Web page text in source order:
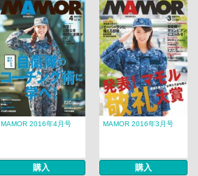
MAMOR 2016年4月号
購入
MAMOR 2016年3月号
購入